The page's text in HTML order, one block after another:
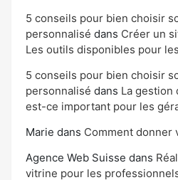
5 conseils pour bien choisir
personnalisé dans Créer un
Les outils disponibles pour
5 conseils pour bien choisir
personnalisé dans La gestion
est-ce important pour les
Marie dans Comment donner
Agence Web Suisse dans
vitrine pour les